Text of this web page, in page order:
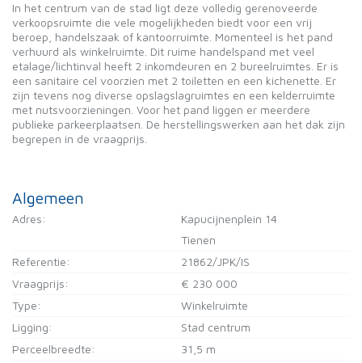
In het centrum van de stad ligt deze volledig gerenoveerde
verkoopsruimte die vele mogelijkheden biedt voor een vrij
beroep, handelszaak of kantoorruimte. Momenteel is het pand
verhuurd als winkelruimte. Dit ruime handelspand met veel
etalage/lichtinval heeft 2 inkomdeuren en 2 bureelruimtes. Er is
een sanitaire cel voorzien met 2 toiletten en een kichenette. Er
zijn tevens nog diverse opslagslagruimtes en een kelderruimte
met nutsvoorzieningen. Voor het pand liggen er meerdere
publieke parkeerplaatsen. De herstellingswerken aan het dak zijn
begrepen in de vraagprijs.
Algemeen
Adres:
Kapucijnenplein 14
Tienen
Referentie:
21862/JPK/IS
Vraagprijs:
€ 230 000
Type:
Winkelruimte
Ligging:
Stad centrum
Perceelbreedte:
31,5 m